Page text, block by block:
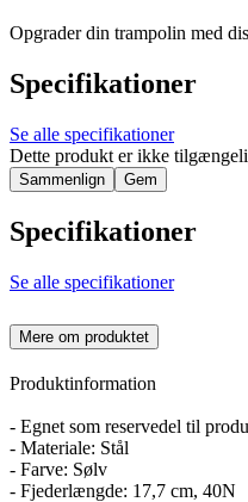
Opgrader din trampolin med
Specifikationer
Se alle specifikationer
Dette produkt er ikke
Sammenlign Gem
Specifikationer
Se alle specifikationer
Mere om produktet
Produktinformation
- Egnet som reservedel til
- Materiale: Stål
- Farve: Sølv
- Fjederlængde: 17,7 cm, 40N